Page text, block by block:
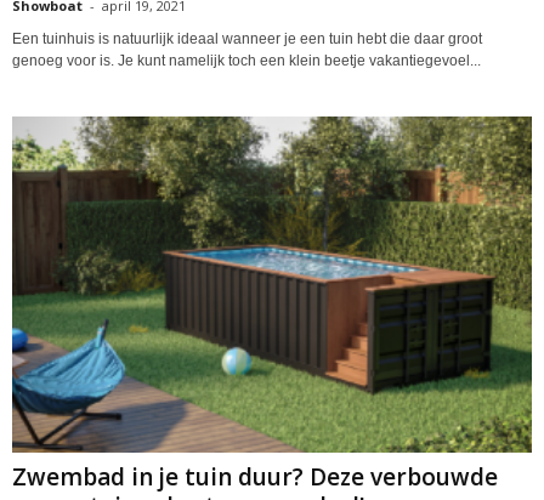
Showboat - april 19, 2021
Een tuinhuis is natuurlijk ideaal wanneer je een tuin hebt die daar groot
genoeg voor is. Je kunt namelijk toch een klein beetje vakantiegevoel...
Zwembad in je tuin duur? Deze verbouwde